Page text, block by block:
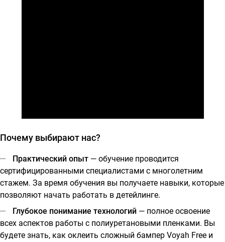
Почему выбирают нас?
Практический опыт — обучение проводится
сертифицированными специалистами с многолетним
стажем. За время обучения вы получаете навыки, которые
позволяют начать работать в детейлинге.
Глубокое понимание технологий — полное освоение
всех аспектов работы с полиуретановыми пленками. Вы
будете знать, как оклеить сложный бампер Voyah Free и